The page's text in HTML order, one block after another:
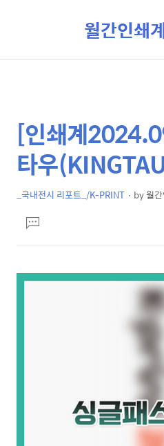
월간인쇄
상
세
컨
텐
본
문
제
[인쇄계
타우
_국내전시 리포트_/K-PRINT by월
문댓
글